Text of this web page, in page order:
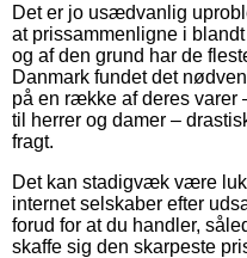
Det er jo usædvanlig
at prissammenligne i
og af den grund har de
Danmark fundet det
på en række af deres varer
til herrer og damer –
fragt.
Det kan stadigvæk være
internet selskaber efter
forud for at du handler,
skaffe sig den skarpeste